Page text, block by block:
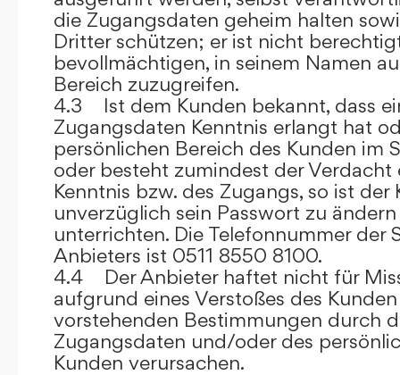
die Zugangsdaten geheim halten
Dritter schützen; er ist nicht
bevollmächtigen, in seinem Namen
Bereich zuzugreifen.
4.3 Ist dem Kunden bekannt, dass
Zugangsdaten Kenntnis erlangt hat
persönlichen Bereich des Kunden im
oder besteht zumindest der Verdacht
Kenntnis bzw. des Zugangs, so ist
unverzüglich sein Passwort zu
unterrichten. Die Telefonnummer der
Anbieters ist 0511 8550 8100.
4.4 Der Anbieter haftet nicht für
aufgrund eines Verstoßes des
vorstehenden Bestimmungen durch
Zugangsdaten und/oder des
Kunden verursachen.